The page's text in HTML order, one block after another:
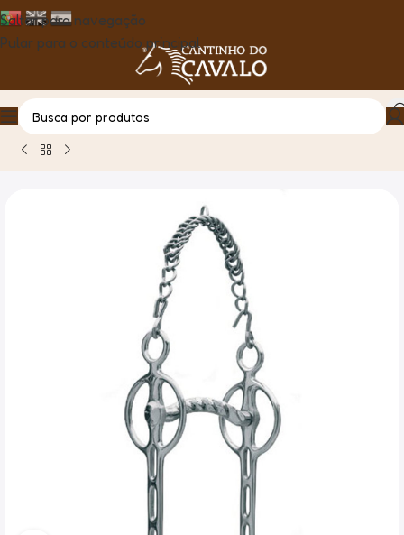
Saltar para navegação
Pular para o conteúdo principal
Casa Produto Freio de Atrelagem Liverpool C/3